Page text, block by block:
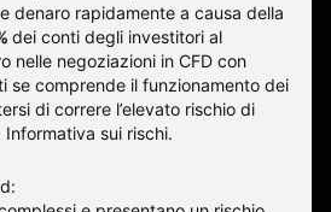
denaro rapidamente a causa della
dei conti degli investitori al
nelle negoziazioni in CFD con
se comprende il funzionamento dei
di correre l’elevato rischio di
Informativa sui rischi.